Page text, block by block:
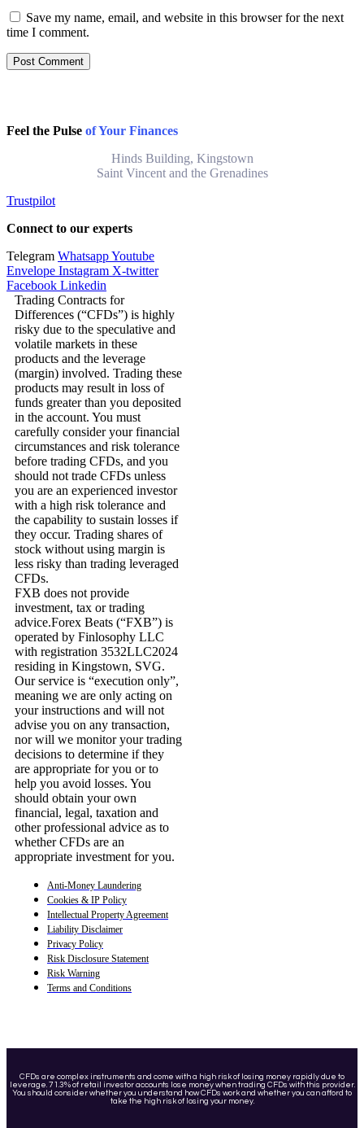
Save my name, email, and website in this browser for the next
time I comment.
Feel the Pulse of Your Finances
Hinds Building, Kingstown
Saint Vincent and the Grenadines
Trustpilot
Connect to our experts
Telegram WhatsappYoutube
Envelope Instagram X-twitter
Facebook Linkedin
Trading Contracts for
Differences (“CFDs”) is highly
risky due to the speculative and
volatile markets in these
products and the leverage
(margin) involved. Trading these
products may result in loss of
funds greater than you deposited
in the account. You must
carefully consider your financial
circumstances and risk tolerance
before trading CFDs, and you
should not trade CFDs unless
you are an experienced investor
with a high risk tolerance and
the capability to sustain losses if
they occur. Trading shares of
stock without using margin is
less risky than trading leveraged
CFDs.
FXB does not provide
investment, tax or trading
advice.Forex Beats (“FXB”) is
operated by Finlosophy LLC
with registration 3532LLC2024
residing in Kingstown, SVG.
Our service is “execution only”,
meaning we are only acting on
your instructions and will not
advise you on any transaction,
nor will we monitor your trading
decisions to determine if they
are appropriate for you or to
help you avoid losses. You
should obtain your own
financial, legal, taxation and
other professional advice as to
whether CFDs are an
appropriate investment for you.
Anti-Money Laundering
Cookies & IP Policy
Intellectual Property Agreement
Liability Disclaimer
Privacy Policy
Risk Disclosure Statement
Risk Warning
Terms and Conditions
CFDs are complex instruments and come with a high risk of losing money rapidly due to
leverage. 71.3% of retail investor accounts lose money when trading CFDs with this provider.
You should consider whether you understand how CFDs work and whether you can afford to
take the high risk of losing your money.